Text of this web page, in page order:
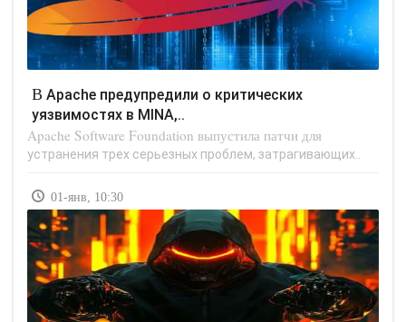
В Apache предупредили о критических
уязвимостях в MINA,..
Apache Software Foundation выпустила патчи для
устранения трех серьезных проблем, затрагивающих..
01-янв, 10:30